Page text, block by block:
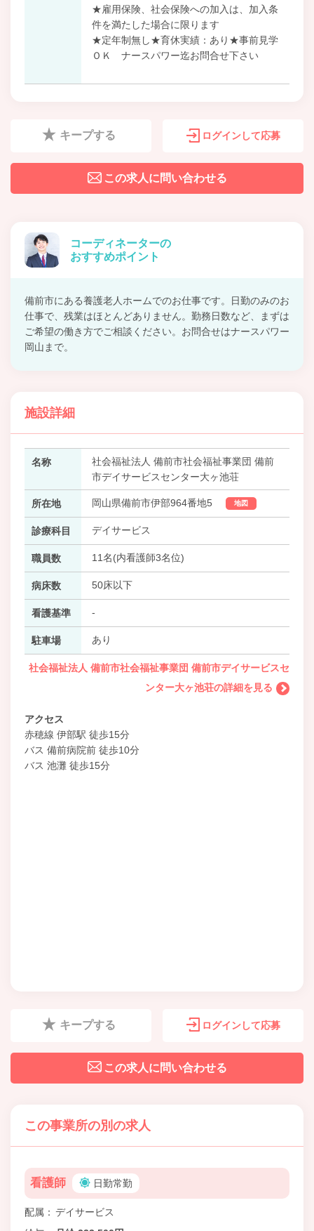
★雇用保険、社会保険への加入は、加入条
件を満たした場合に限ります
★定年制無し★育休実績：あり★事前見学
ＯＫ ナースパワー迄お問合せ下さい
キープする ログインして応募
この求人に問い合わせる
コーディネーターの
おすすめポイント
備前市にある養護老人ホームでのお仕事です。日勤のみのお
仕事で、残業はほとんどありません。勤務日数など、まずは
ご希望の働き方でご相談ください。お問合せはナースパワー
岡山まで。
施設詳細
名称
社会福祉法人 備前市社会福祉事業団 備前
市デイサービスセンター大ヶ池荘
所在地 岡山県備前市伊部964番地5 地図
診療科目 デイサービス
職員数 11名(内看護師3名位)
病床数 50床以下
看護基準 -
駐車場 あり
社会福祉法人 備前市社会福祉事業団 備前市デイサービスセ
ンター大ヶ池荘の詳細を見る
アクセス
赤穂線 伊部駅 徒歩15分
バス 備前病院前 徒歩10分
バス 池灘 徒歩15分
キープする ログインして応募
この求人に問い合わせる
この事業所の別の求人
看護師 日勤常勤
配属
デイサービス